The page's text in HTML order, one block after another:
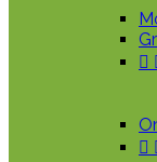

